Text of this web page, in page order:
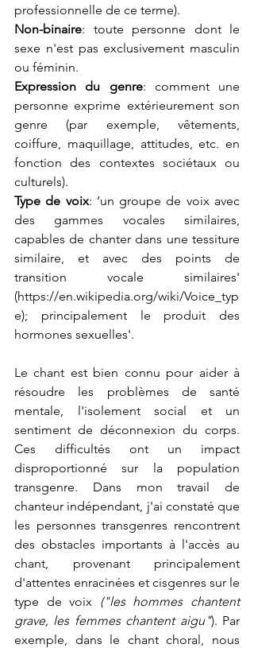
professionnelle de ce terme).
Non-binaire: toute personne dont le
sexe n'est pas exclusivement masculin
ou féminin.
Expression du genre: comment une
personne exprime extérieurement son
genre (par exemple, vêtements,
coiffure, maquillage, attitudes, etc. en
fonction des contextes sociétaux ou
culturels).
Type de voix: ‘un groupe de voix avec
des gammes vocales similaires,
capables de chanter dans une tessiture
similaire, et avec des points de
transition vocale similaires'
(https://en.wikipedia.org/wiki/Voice_typ
e); principalement le produit des
hormones sexuelles'.
Le chant est bien connu pour aider à
résoudre les problèmes de santé
mentale, l'isolement social et un
sentiment de déconnexion du corps.
Ces difficultés ont un impact
disproportionné sur la population
transgenre. Dans mon travail de
chanteur indépendant, j'ai constaté que
les personnes transgenres rencontrent
des obstacles importants à l'accès au
chant, provenant principalement
d'attentes enracinées et cisgenres sur le
type de voix ("les hommes chantent
grave, les femmes chantent aigu"). Par
exemple, dans le chant choral, nous